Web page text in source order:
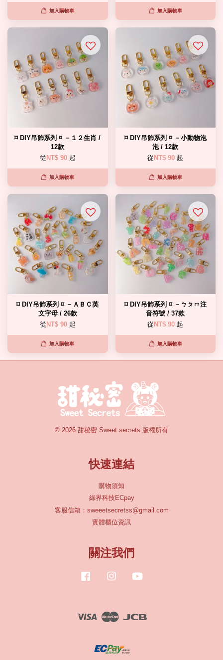
加入購物車 加入購物車
⌑ DIY吊飾系列 ⌑ －１２生肖 /
12款
從 NT$ 90 起
加入購物車
⌑ DIY吊飾系列 ⌑ －小動物泡
泡 / 12款
從 NT$ 90 起
加入購物車
⌑ DIY吊飾系列 ⌑ －ＡＢＣ英
文字母 / 26款
從 NT$ 90 起
加入購物車
⌑ DIY吊飾系列 ⌑ －ㄅㄆㄇ注
音符號 / 37款
從 NT$ 90 起
加入購物車
© 2026 甜秘密 Sweet secrets 版權所有
快速連結
購物須知
綠界科技ECpay
客服信箱：sweeetsecretss@gmail.com
實體櫃位資訊
關注我們
Facebook Instagram
Visa Master